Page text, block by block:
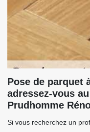
Pose de parquet
adressez-vous
Prudhomme
Si vous recherchez un